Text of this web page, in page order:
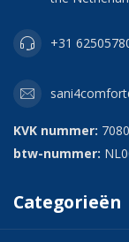
+31
KVK nummer:
btw-nummer:
Categorieën